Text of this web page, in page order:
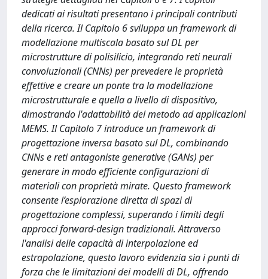
dedicati ai risultati presentano i principali contributi
della ricerca. Il Capitolo 6 sviluppa un framework di
modellazione multiscala basato sul DL per
microstrutture di polisilicio, integrando reti neurali
convoluzionali (CNNs) per prevedere le proprietà
effettive e creare un ponte tra la modellazione
microstrutturale e quella a livello di dispositivo,
dimostrando l'adattabilità del metodo ad applicazioni
MEMS. Il Capitolo 7 introduce un framework di
progettazione inversa basato sul DL, combinando
CNNs e reti antagoniste generative (GANs) per
generare in modo efficiente configurazioni di
materiali con proprietà mirate. Questo framework
consente l’esplorazione diretta di spazi di
progettazione complessi, superando i limiti degli
approcci forward-design tradizionali. Attraverso
l'analisi delle capacità di interpolazione ed
estrapolazione, questo lavoro evidenzia sia i punti di
forza che le limitazioni dei modelli di DL, offrendo